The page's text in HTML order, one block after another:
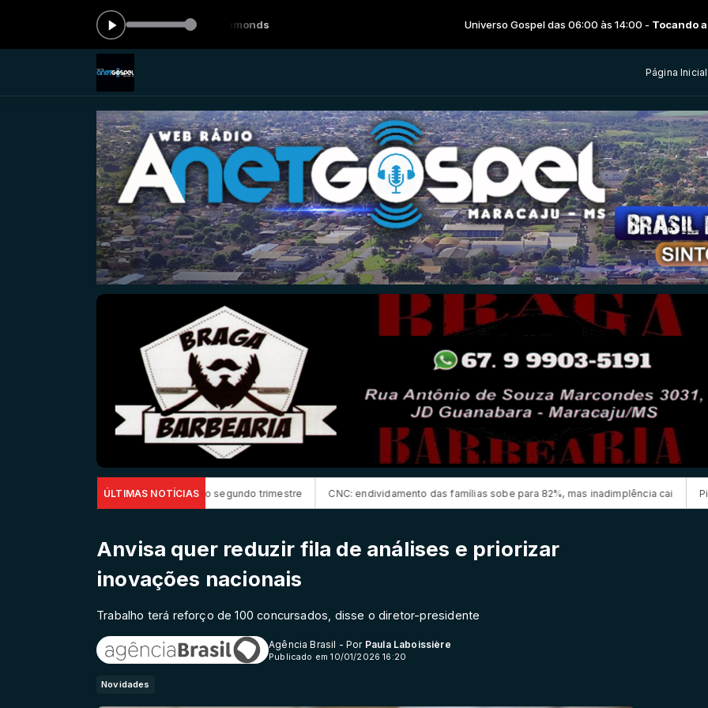
Hawk Nelson - Diamonds Universo Gospel das 06:00 às 14:00 -Tocando agora: Hawk Nelson -
Página Inicial
ÚLTIMAS NOTÍCIAS
R$ 52,4 bi no segundo trimestre CNC: endividamento das famílias sobe para 82%, mas inadimplência cai Pix amplia participação nos
Anvisa quer reduzir fila de análises e priorizar
inovações nacionais
Trabalho terá reforço de 100 concursados, disse o diretor-presidente
Agência Brasil - Por Paula Laboissière
Publicado em 10/01/2026 16:20
Novidades